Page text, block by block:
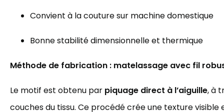
Convient à la couture sur machine domestique
Bonne stabilité dimensionnelle et thermique
Méthode de fabrication : matelassage avec fil
Le motif est obtenu par piquage direct à l’aiguille, à
couches du tissu. Ce procédé crée une texture visible